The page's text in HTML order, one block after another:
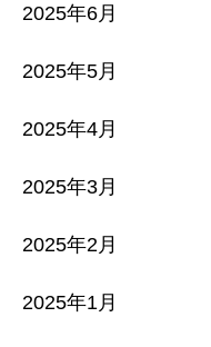
2025年6月
2025年5月
2025年4月
2025年3月
2025年2月
2025年1月